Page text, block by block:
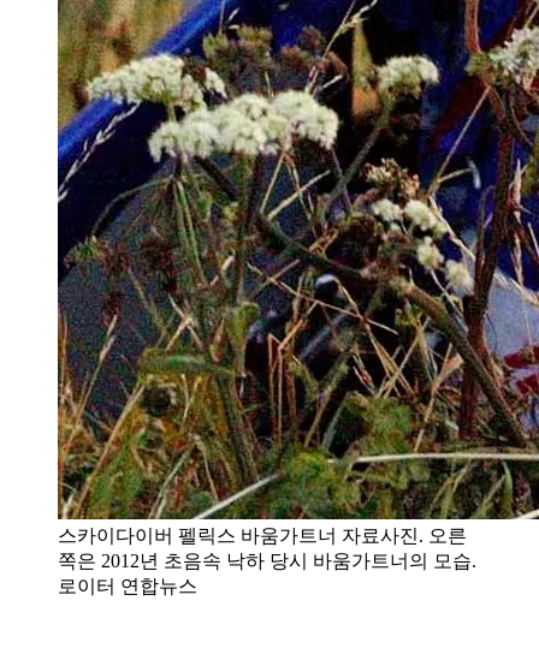
스카이다이버 펠릭스 바움가트너 자료사진. 오른
쪽은 2012년 초음속 낙하 당시 바움가트너의 모습.
로이터 연합뉴스